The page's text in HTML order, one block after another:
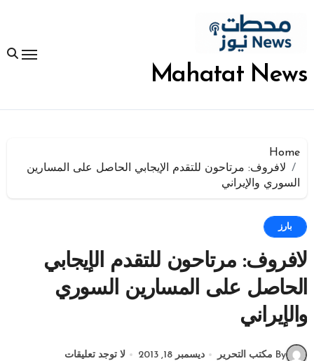
المحتوى
Mahatat News
Home
لافروف: مرتاحون للتقدم الإيجابي الحاصل على المسارين
السوري والإيراني
بارز
لافروف: مرتاحون للتقدم الإيجابي
الحاصل على المسارين السوري
والإيراني
By مكتب التحرير ديسمبر 18, 2013 لا توجد تعليقات